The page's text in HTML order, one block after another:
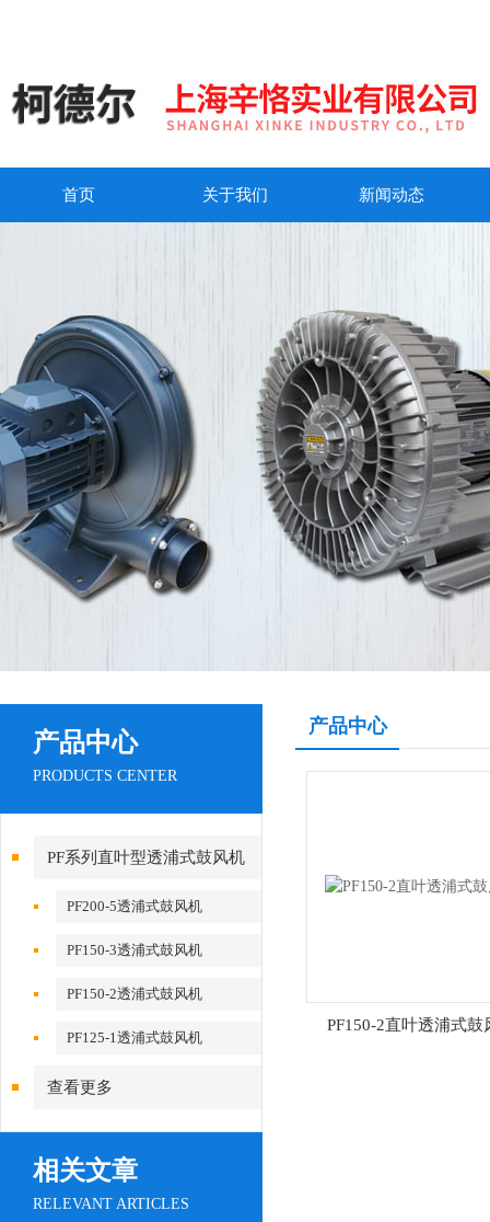
首页 关于我们 新闻动态
产品中心
PRODUCTS CENTER
PF系列直叶型透浦式鼓风机
PF200-5透浦式鼓风机
PF150-3透浦式鼓风机
PF150-2透浦式鼓风机
PF125-1透浦式鼓风机
查看更多
相关文章
RELEVANT ARTICLES
产品中心
PF150-2直叶透浦式鼓